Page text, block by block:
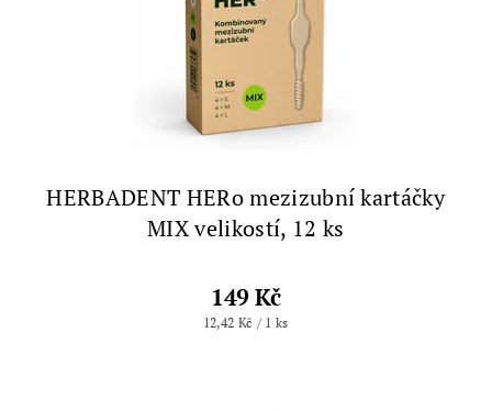
HERBADENT HERo mezizubní kartáčky
MIX velikostí, 12 ks
149 Kč
12,42 Kč / 1 ks